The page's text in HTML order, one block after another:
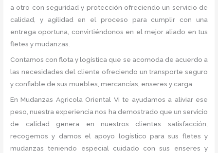
a otro con seguridad y protección ofreciendo un servicio de
calidad, y agilidad en el proceso para cumplir con una
entrega oportuna, convirtiéndonos en el mejor aliado en tus
fletes y mudanzas.
Contamos con flota y logística que se acomoda de acuerdo a
las necesidades del cliente ofreciendo un transporte seguro
y confiable de sus muebles, mercancías, enseres y carga.
En Mudanzas Agricola Oriental Vi te ayudamos a aliviar ese
peso, nuestra experiencia nos ha demostrado que un servicio
de calidad genera en nuestros clientes satisfacción;
recogemos y damos el apoyo logístico para sus fletes y
mudanzas teniendo especial cuidado con sus enseres y